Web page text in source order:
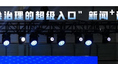
選擇合作夥伴